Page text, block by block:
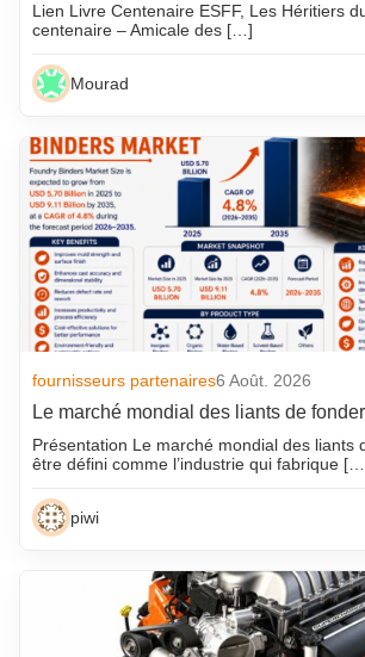
Lien Livre Centenaire ESFF, Les Héritiers
centenaire – Amicale des […]
Mourad
fournisseurs partenaires6 Août. 2026
Le marché mondial des liants de
Présentation Le marché mondial des liants
être défini comme l’industrie qui fabrique
piwi